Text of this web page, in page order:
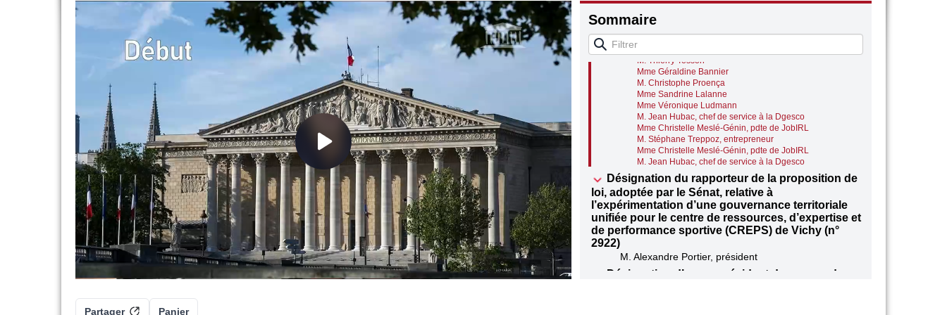
SommaireM. Jean Bodart
Questions des députés
M. Thierry Tesson
Mme Géraldine Bannier
M. Christophe Proença
Mme Sandrine Lalanne
Mme Véronique Ludmann
M. Jean Hubac, chef de service à la Dgesco
Mme Christelle Meslé-Génin, pdte de JobIRL
M. Stéphane Treppoz, entrepreneur
Mme Christelle Meslé-Génin, pdte de JobIRL
M. Jean Hubac, chef de service à la Dgesco
Désignation du rapporteur de la proposition de
loi, adoptée par le Sénat, relative à
l’expérimentation d’une gouvernance territoriale
unifiée pour le centre de ressources, d’expertise et
de performance sportive (CREPS) de Vichy (n°
2922)
M. Alexandre Portier, président
Désignation d’un co-président du groupe de
Panier
Partager